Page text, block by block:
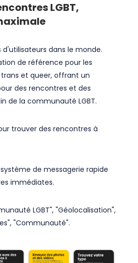
LGBT,
d'utilisateurs dans le monde.
de référence pour les
et queer, offrant un
des rencontres et des
de la communauté LGBT.
trouver des rencontres à
de messagerie rapide
immédiates.
LGBT", "Géolocalisation",
"Communauté".